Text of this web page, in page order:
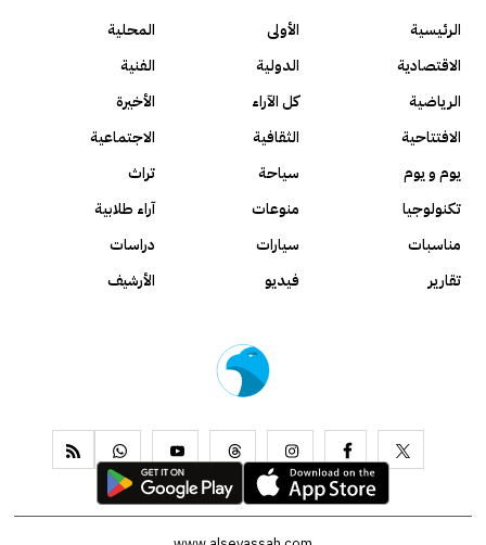
الرئيسية الأولى
المحلية
الاقتصادية
الدولية
الفنية
الرياضية
كل الآراء
الأخيرة
الافتتاحية
الثقافية
الاجتماعية
يوم و يوم
سياحة
تراث
تكنولوجيا
منوعات
آراء طلابية
مناسبات
سيارات
دراسات
تقارير
فيديو الأرشيف